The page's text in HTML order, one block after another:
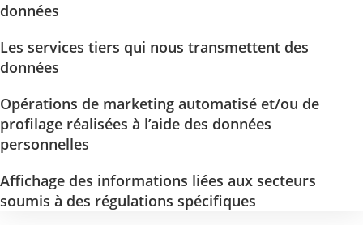
données
Les services tiers qui nous transmettent des
données
Opérations de marketing automatisé et/ou de
profilage réalisées à l’aide des données
personnelles
Affichage des informations liées aux secteurs
soumis à des régulations spécifiques